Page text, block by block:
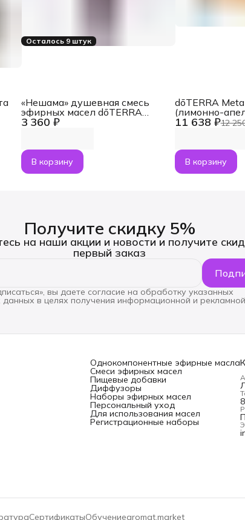
Осталось 9 штук
3 360 ₽
«Нешама» душевная смесь
эфирных масел dōTERRA
Touch Neshama, роллер 10 мл
В корзину
11 638 ₽12
dōTERRA
(лимонно-
коллагеном +
В корзину
Получите скидку 5%
на наши акции и новости и получите
первый заказ
вы даете согласие на обработку указанных
данных в целях получения информационной и
Однокомпонентные эфирные масла
Смеси эфирных масел
Пищевые добавки
Диффузоры
Наборы эфирных масел
Персональный уход
Для использования масел
Регистрационные наборы
СертификатыОбучениеaromat.market